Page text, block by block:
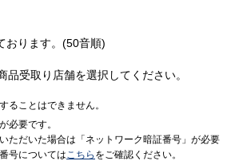
おります。(50音順)
品受取り店舗を選択してください。
ることはできません。
必要です。
ただいた場合は「ネットワーク暗証番号」が必要
号についてはこちら をご確認ください。